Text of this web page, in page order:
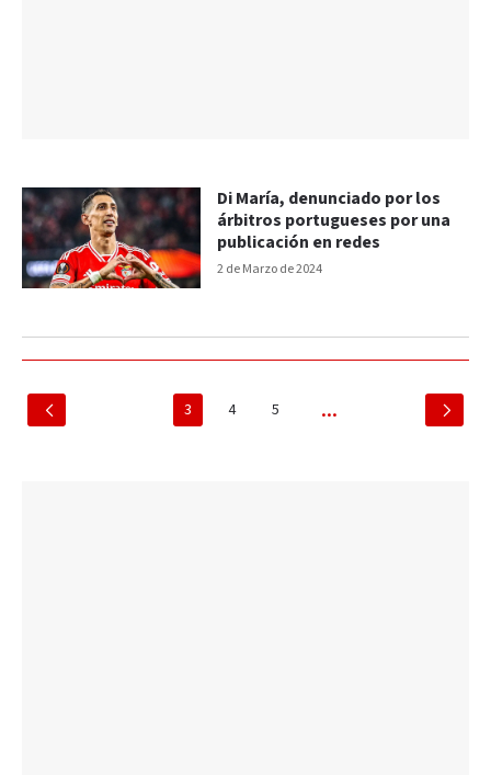
2 de Marzo de 2024
Di María, denunciado por los
árbitros portugueses por una
publicación en redes
3 4 5